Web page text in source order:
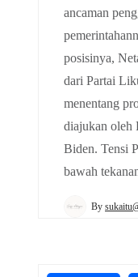
ancaman
posisinya,
dari Partai
menentang
diajukan oleh
Biden. Tensi
bawah
By